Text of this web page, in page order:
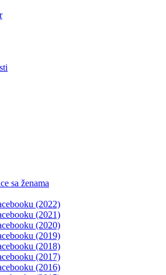
sa ženama
(2022)
(2021)
(2020)
(2019)
(2018)
(2017)
(2016)